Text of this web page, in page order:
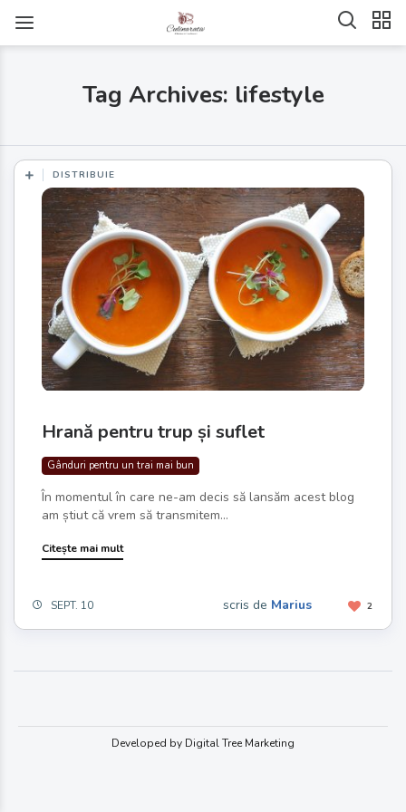
Tag Archives: lifestyle
DISTRIBUIE
Hrană pentru trup și suflet
Gânduri pentru un trai mai bun
În momentul în care ne-am decis să lansăm acest blog
am știut că vrem să transmitem...
Citește mai mult
SEPT. 10 2
scris de Marius
Developed by Digital Tree Marketing